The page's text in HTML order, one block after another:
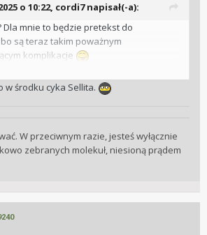
o 10:22, cordi7napisał(-a):
Dla mnie to będzie pretekst do
są teraz takim poważnym
komplikacje
w środku cyka Sellita.
W przeciwnym razie, jesteś wyłącznie
zebranych molekuł, niesioną prądem